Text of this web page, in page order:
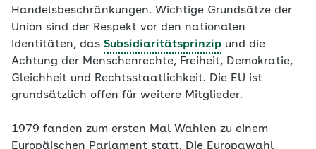
Handelsbeschränkungen. Wichtige Grundsätze der
Union sind der Respekt vor den nationalen
Identitäten, das Subsidiaritätsprinzip und die
Achtung der Menschenrechte, Freiheit, Demokratie,
Gleichheit und Rechtsstaatlichkeit. Die EU ist
grundsätzlich offen für weitere Mitglieder.
1979 fanden zum ersten Mal Wahlen zu einem
Europäischen Parlament statt. Die Europawahl